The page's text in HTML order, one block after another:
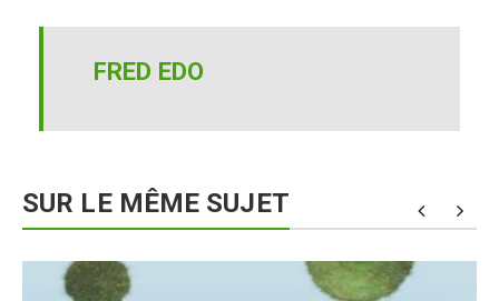
FRED EDO
SUR LE MÊME SUJET